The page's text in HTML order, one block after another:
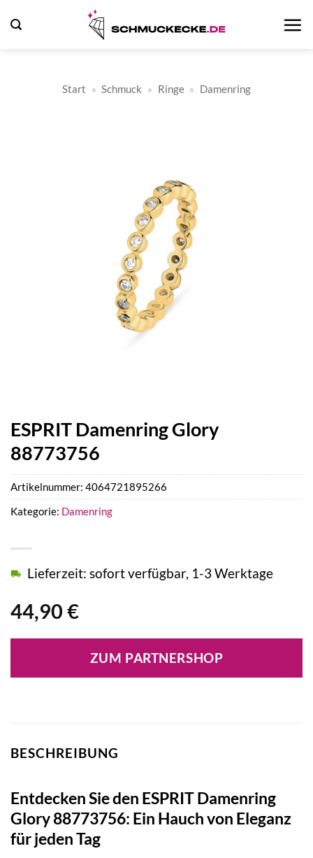
Inhalt
Start » Schmuck » Ringe » Damenring
ESPRIT Damenring Glory
88773756
44,90 €
Lieferzeit: sofort verfügbar, 1-3 Werktage
ZUM PARTNERSHOP
Artikelnummer: 4064721895266
Kategorie: Damenring
BESCHREIBUNG
Entdecken Sie den ESPRIT Damenring
Glory 88773756: Ein Hauch von Eleganz
für jeden Tag